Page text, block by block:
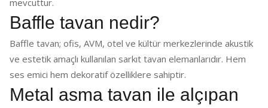
mevcuttur.
Baffle tavan nedir?
Baffle tavan; ofis, AVM, otel ve kültür merkezlerinde akustik
ve estetik amaçlı kullanılan sarkıt tavan elemanlarıdır. Hem
ses emici hem dekoratif özelliklere sahiptir.
Metal asma tavan ile alçıpan